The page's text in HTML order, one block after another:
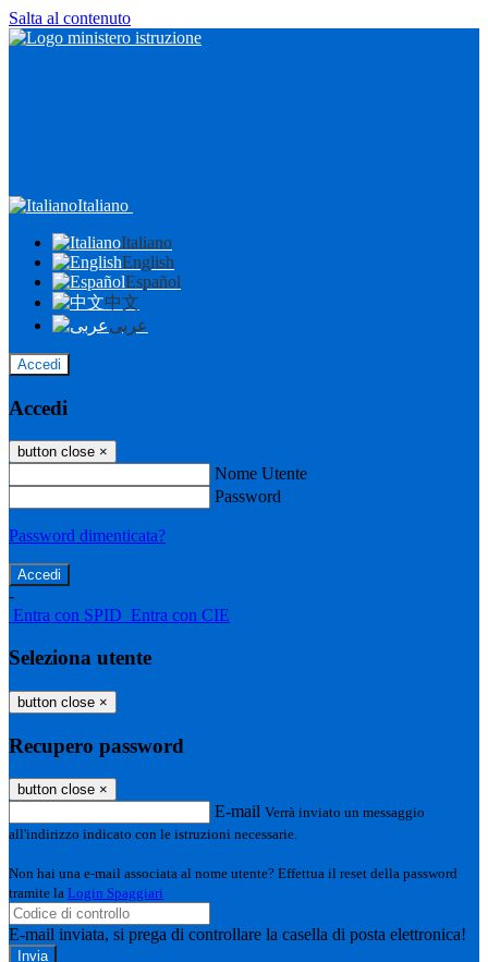
Salta al contenuto
Italiano
Italiano
English
Español
中文
عربى
Accedi
Accedi
button close ×
Nome Utente
Password
Password dimenticata?
-
Entra con SPID Entra con CIE
Seleziona utente
button close ×
Recupero password
button close ×
E-mail Verrà inviato un messaggio
all'indirizzo indicato con le istruzioni necessarie.
Non hai una e-mail associata al nome utente? Effettua il reset della password
tramite la Login Spaggiari
E-mail inviata, si prega di controllare la casella di posta elettronica!